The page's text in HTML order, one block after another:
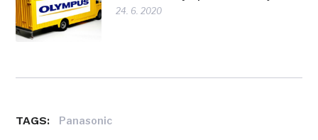
24. 6. 2020
TAGS: Panasonic